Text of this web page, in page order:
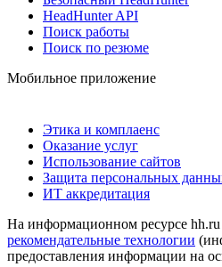
HeadHunter API
Поиск работы
Поиск по резюме
Мобильное приложение
Этика и комплаенс
Оказание услуг
Использование сайтов
Защита персональных
ИТ аккредитация
На информационном ресурсе hh.ru
рекомендательные технологии
предоставления информации на